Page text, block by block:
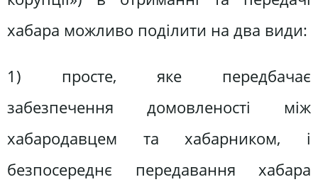
хабара можливо поділити на два види:
1) просте, яке передбачає
забезпечення домовленості між
хабародавцем та хабарником, і
безпосереднє передавання хабара